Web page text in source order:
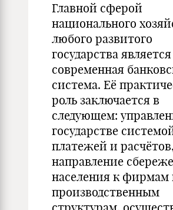
Главной сферой
национального
любого развитого
государства является
современная
система. Её
роль заключается в
следующем:
государстве
платежей и расчётов,
направление
населения к фирмам
производственным